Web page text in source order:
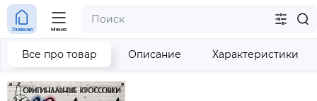
Главная Меню
Все про товар Описание Характеристики